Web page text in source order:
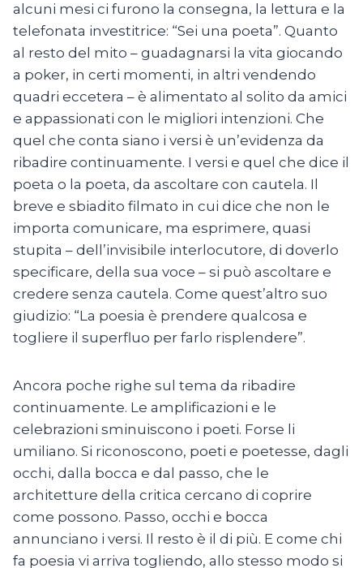
alcuni mesi ci furono la consegna, la lettura e la
telefonata investitrice: “Sei una poeta”. Quanto
al resto del mito – guadagnarsi la vita giocando
a poker, in certi momenti, in altri vendendo
quadri eccetera – è alimentato al solito da amici
e appassionati con le migliori intenzioni. Che
quel che conta siano i versi è un’evidenza da
ribadire continuamente. I versi e quel che dice il
poeta o la poeta, da ascoltare con cautela. Il
breve e sbiadito filmato in cui dice che non le
importa comunicare, ma esprimere, quasi
stupita – dell’invisibile interlocutore, di doverlo
specificare, della sua voce – si può ascoltare e
credere senza cautela. Come quest’altro suo
giudizio: “La poesia è prendere qualcosa e
togliere il superfluo per farlo risplendere”.
Ancora poche righe sul tema da ribadire
continuamente. Le amplificazioni e le
celebrazioni sminuiscono i poeti. Forse li
umiliano. Si riconoscono, poeti e poetesse, dagli
occhi, dalla bocca e dal passo, che le
architetture della critica cercano di coprire
come possono. Passo, occhi e bocca
annunciano i versi. Il resto è il di più. E come chi
fa poesia vi arriva togliendo, allo stesso modo si